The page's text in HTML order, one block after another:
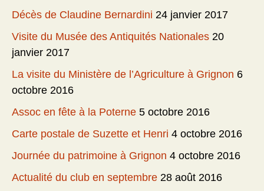
Décès de Claudine Bernardini 24 janvier 2017
Visite du Musée des Antiquités Nationales 20
janvier 2017
La visite du Ministère de l’Agriculture à Grignon 6
octobre 2016
Assoc en fête à la Poterne 5 octobre 2016
Carte postale de Suzette et Henri 4 octobre 2016
Journée du patrimoine à Grignon 4 octobre 2016
Actualité du club en septembre 28 août 2016